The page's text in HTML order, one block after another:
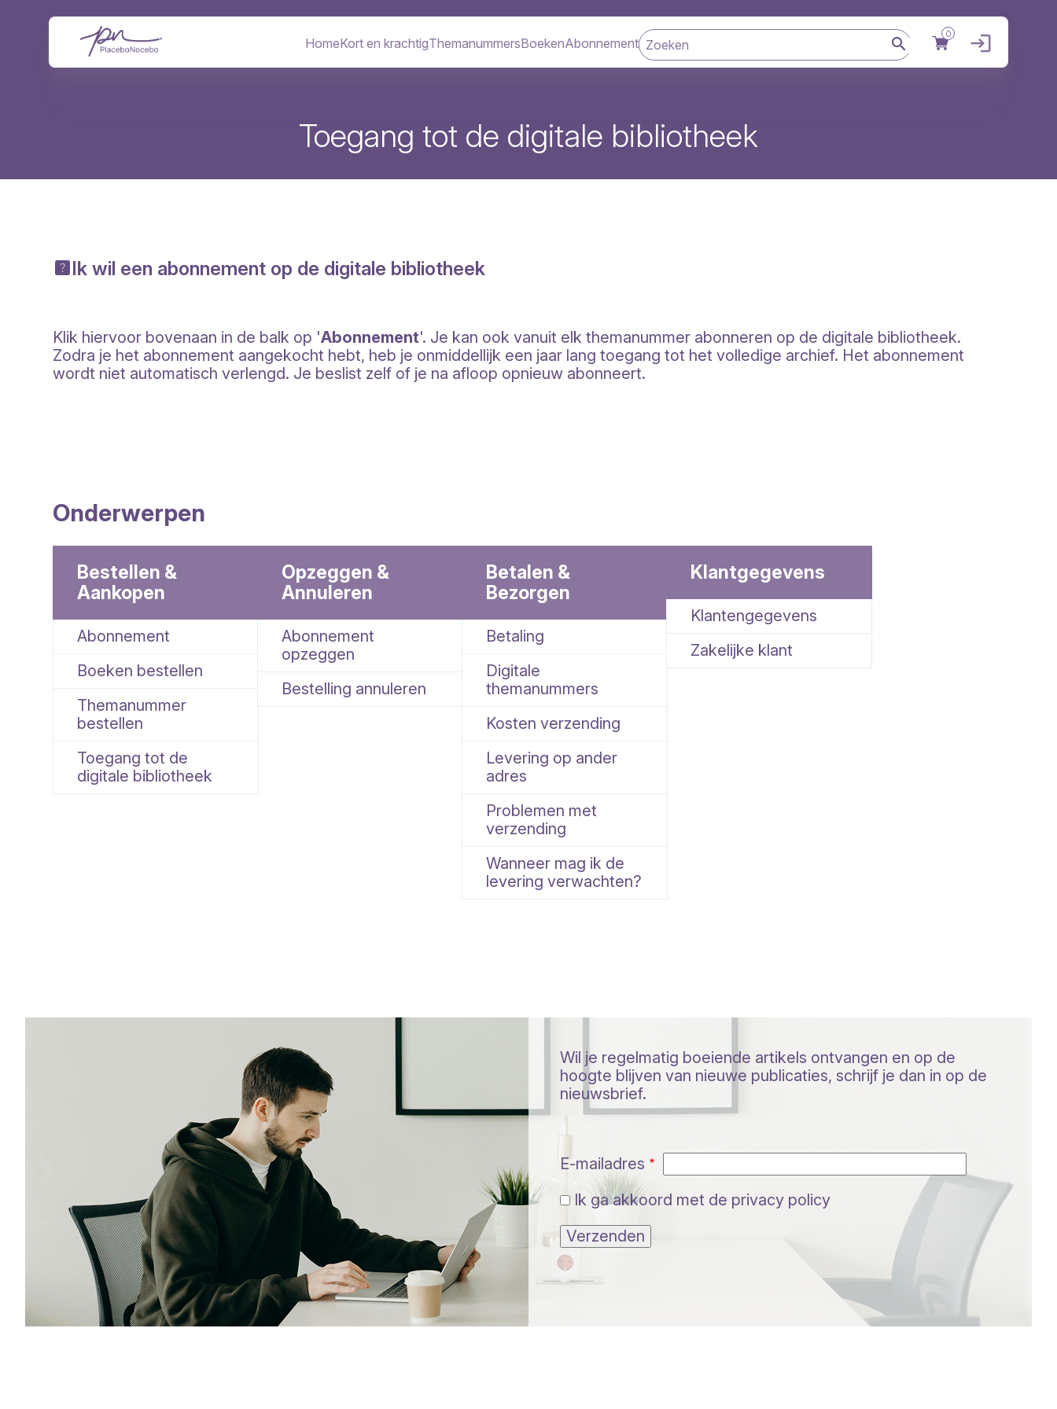
0
HomeKort en krachtigThemanummersBoekenAbonnement
Toegang tot de digitale bibliotheek
Ik wil een abonnement op de digitale bibliotheek
Klik hiervoor bovenaan in de balk op 'Abonnement'. Je kan ook vanuit elk themanummer abonneren op de digitale bibliotheek.
Zodra je het abonnement aangekocht hebt, heb je onmiddellijk een jaar lang toegang tot het volledige archief. Het abonnement
wordt niet automatisch verlengd. Je beslist zelf of je na afloop opnieuw abonneert.
Onderwerpen
Bestellen &
Aankopen
Abonnement
Boeken bestellen
Themanummer
bestellen
Toegang tot de
digitale bibliotheek
Opzeggen &
Annuleren
Abonnement
opzeggen
Bestelling annuleren
Betalen &
Bezorgen
Betaling
Digitale
themanummers
Kosten verzending
Levering op ander
adres
Problemen met
verzending
Wanneer mag ik de
levering verwachten?
Klantgegevens
Klantengegevens
Zakelijke klant
Wil je regelmatig boeiende artikels ontvangen en op de
hoogte blijven van nieuwe publicaties, schrijf je dan in op de
nieuwsbrief.
E-mailadres
Ik ga akkoord met de privacy policy
Verzenden